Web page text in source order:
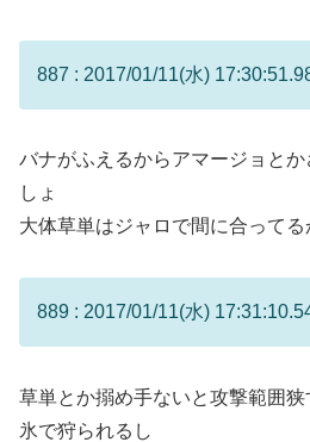
887 : 2017/01/11(水)
バナがふえるからアマージョと
しょ
大体草単はジャロで間に合ってる
889 : 2017/01/11(水)
草単とか搦め手ないと攻撃範囲
氷で狩られるし